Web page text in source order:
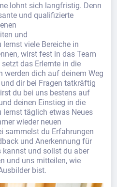
lohnt sich langfristig. Denn
und qualifizierte
und
viele Bereiche in
wirst fest in das Team
das Erlernte in die
werden dich auf deinem Weg
dir bei Fragen tatkräftig
du bei uns bestens auf
deinen Einstieg in die
lernst täglich etwas Neues
wieder neuen
sammelst du Erfahrungen
und Anerkennung für
kannst und sollst du aber
und uns mitteilen, wie
bist.